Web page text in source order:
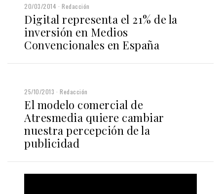
20/03/2014 Redacción
Digital representa el 21% de la
inversión en Medios
Convencionales en España
25/10/2013 Redacción
El modelo comercial de
Atresmedia quiere cambiar
nuestra percepción de la
publicidad